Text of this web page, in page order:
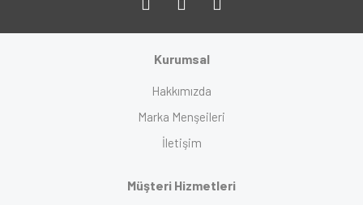
Kurumsal
Hakkımızda
Marka Menşeileri
İletişim
Müşteri Hizmetleri